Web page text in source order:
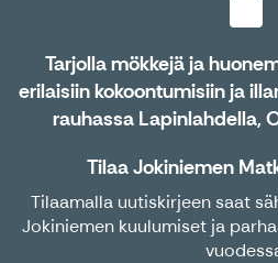
Tarjolla mökkejä ja
erilaisiin kokoontumisiin ja
rauhassa Lapinlahdella,
Tilaa Jokiniemen
Tilaamalla uutiskirjeen saat
Jokiniemen kuulumiset ja